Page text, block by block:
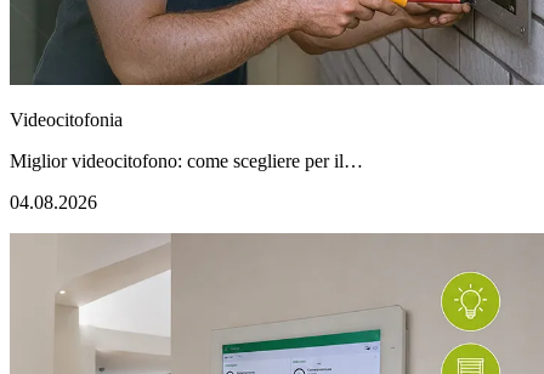
Videocitofonia
Miglior videocitofono: come scegliere per il…
04.08.2026